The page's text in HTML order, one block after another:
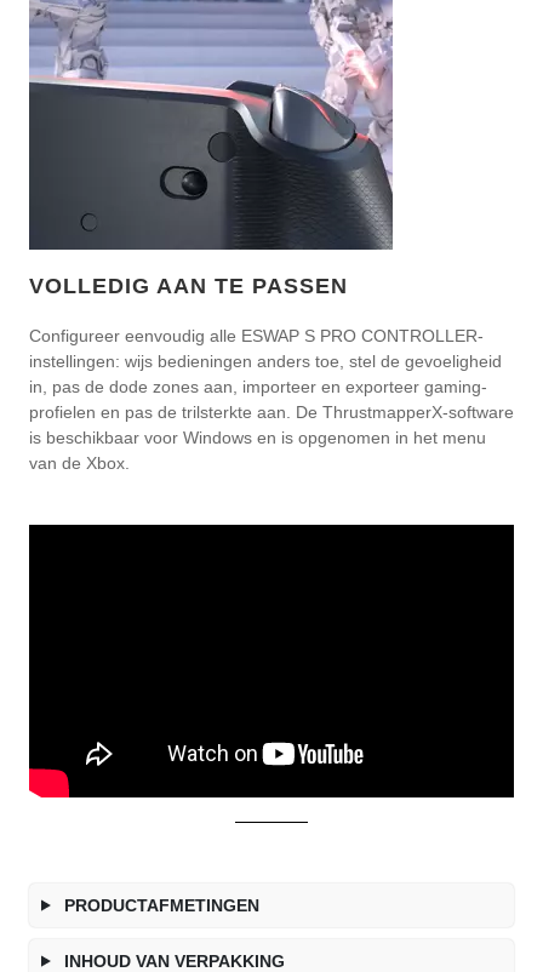
VOLLEDIG AAN TE PASSEN
Configureer eenvoudig alle ESWAP S PRO CONTROLLER-
instellingen: wijs bedieningen anders toe, stel de gevoeligheid
in, pas de dode zones aan, importeer en exporteer gaming-
profielen en pas de trilsterkte aan. De ThrustmapperX-software
is beschikbaar voor Windows en is opgenomen in het menu
van de Xbox.
PRODUCTAFMETINGEN
INHOUD VAN VERPAKKING